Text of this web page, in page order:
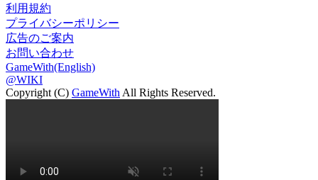
利用規約
プライバシーポリシー
広告のご案内
お問い合わせ
GameWith(English)
@WIKI
Copyright (C) GameWith All Rights Reserved.